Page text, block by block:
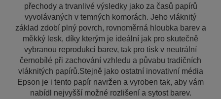
přechody a trvanlivé výsledky jako za časů papírů
vyvolávaných v temných komorách. Jeho vláknitý
základ zdobí plný povrch, rovnoměrná hloubka barev a
měkký lesk, díky kterým je ideální jak pro skutečně
vybranou reprodukci barev, tak pro tisk v neutrální
černobílé při zachování vzhledu a půvabu tradičních
vláknitých papírů.Stejně jako ostatní inovativní média
Epson je i tento papír navržen a vyroben tak, aby vám
nabídl nejvyšší možné rozlišení a sytost barev.